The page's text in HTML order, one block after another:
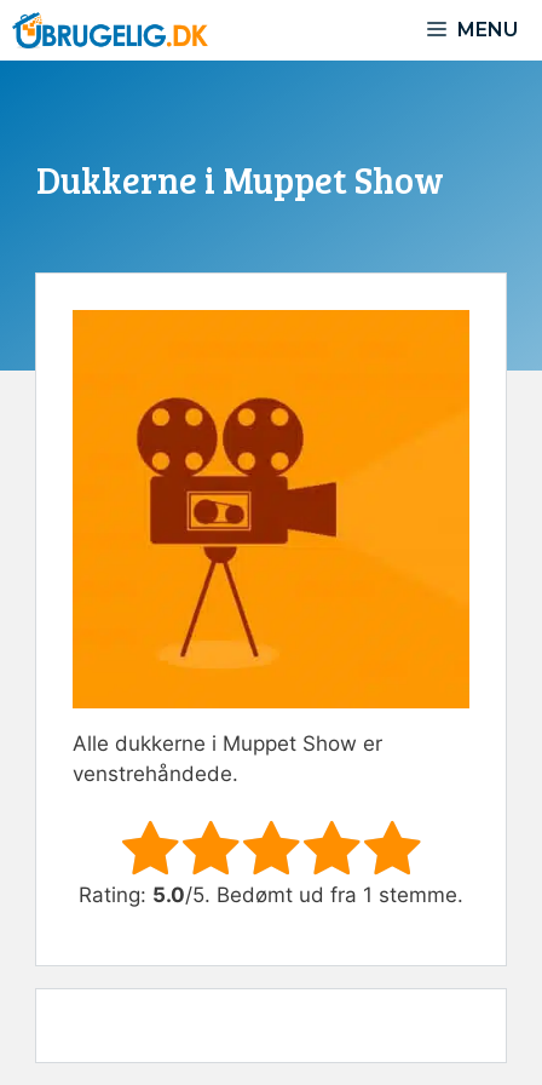
Hop
MENU
Dukkerne i Muppet Show
Alle dukkerne i Muppet Show er
venstrehåndede.
Rate this item:
Submit Rating
Rating: 5.0/5. Bedømt ud fra 1 stemme.